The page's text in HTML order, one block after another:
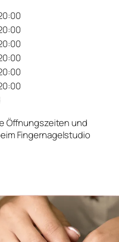
Öffnungszeiten und
Fingernagelstudio